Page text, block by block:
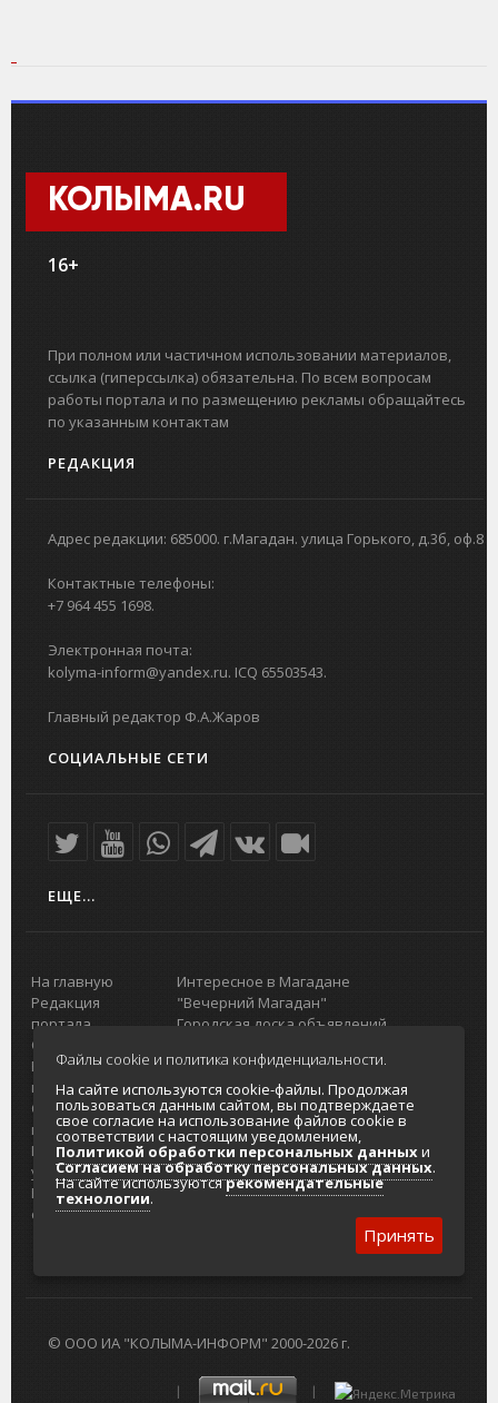
КОЛЫМА.RU
16+
При полном или частичном использовании материалов,
ссылка (гиперссылка) обязательна. По всем вопросам
работы портала и по размещению рекламы обращайтесь
по указанным контактам
РЕДАКЦИЯ
Адрес редакции: 685000. г.Магадан. улица Горького, д.3б, оф.8
Контактные телефоны:
+7 964 455 1698.
Электронная почта:
kolyma-inform@yandex.ru. ICQ 65503543.
Главный редактор Ф.А.Жаров
СОЦИАЛЬНЫЕ СЕТИ
ЕЩЕ...
На главную
Редакция
портала
О проекте
Реклама на
портале
Отзывы и
предложения
Интернет-
услуги
Разработка
сайтов
Интересное в Магадане
"Вечерний Магадан"
Городская доска объявлений
Главный туристический портал
Колымы
Политика в отношении обработки
персональных данных
Согласие на обработку персональных
данных
© ООО ИА "КОЛЫМА-ИНФОРМ" 2000-2026 г.
Файлы cookie и политика конфиденциальности.
На сайте используются cookie-файлы. Продолжая
пользоваться данным сайтом, вы подтверждаете
свое согласие на использование файлов cookie в
соответствии с настоящим уведомлением,
Политикой обработки персональных данныхи
Согласием на обработку персональных данных.
На сайте используютсярекомендательные
технологии.
Принять